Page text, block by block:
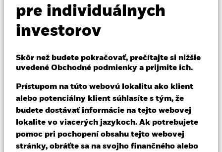
pre individuálnych
investorov
Skôr než budete pokračovať, prečítajte si nižšie
uvedené Obchodné podmienky a prijmite ich.
Prístupom na túto webovú lokalitu ako klient
alebo potenciálny klient súhlasíte s tým, že
budete dostávať informácie na tejto webovej
lokalite vo viacerých jazykoch. Ak potrebujete
pomoc pri pochopení obsahu tejto webovej
stránky, obráťte sa na svojho finančného alebo
Individuálni investori
iShares
Aladdin
Naša spoločnosť
NAV k 07-aug-26
52 WK: 98,71 - 105,36
Zmena NAV za 1 deň k 07-aug-26
USD 0,18 (0,18%)
Celkový výnos NAV k 06-aug-26
YTD: -1,05%
Vážená priemerná hodnota výnosu do splatnosti k 06-aug-26
5,59%